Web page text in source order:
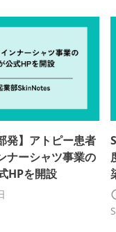
発】アトピー患者
ナーシャツ事業の
HPを開設